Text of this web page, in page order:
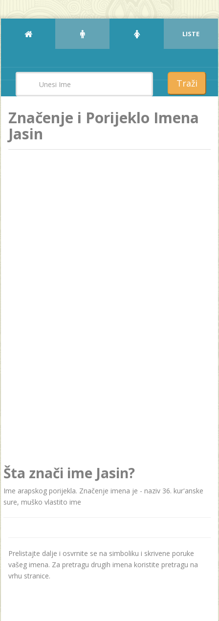
LISTE
Traži
Značenje i Porijeklo Imena
Jasin
Šta znači ime Jasin?
Ime arapskog porijekla. Značenje imena je - naziv 36. kur'anske
sure, muško vlastito ime
Prelistajte dalje i osvrnite se na simboliku i skrivene poruke
vašeg imena. Za pretragu drugih imena koristite pretragu na
vrhu stranice.